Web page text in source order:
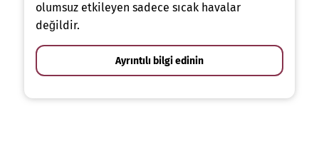
olumsuz etkileyen sadece sıcak havalar
değildir.
Ayrıntılı bilgi edinin